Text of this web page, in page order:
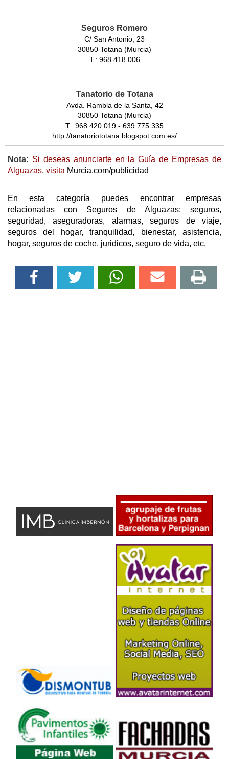
Seguros Romero
C/ San Antonio, 23
30850 Totana (Murcia)
T.: 968 418 006
Tanatorio de Totana
Avda. Rambla de la Santa, 42
30850 Totana (Murcia)
T.: 968 420 019 - 639 775 335
http://tanatoriototana.blogspot.com.es/
Nota: Si deseas anunciarte en la Guía de Empresas de
Alguazas, visita Murcia.com/publicidad
En esta categoría puedes encontrar empresas
relacionadas con Seguros de Alguazas; seguros,
seguridad, aseguradoras, alarmas, seguros de viaje,
seguros del hogar, tranquilidad, bienestar, asistencia,
hogar, seguros de coche, juridicos, seguro de vida, etc.